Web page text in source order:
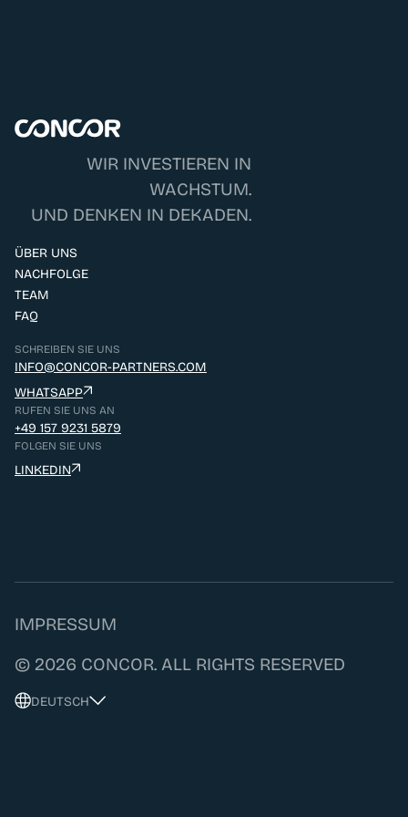
den großen Fragen jederzeit zur Seite. Kein
ungewolltes Einmischen, nur Partnerschaft.
ÜBER UNS
NACHFOLGE
TEAM
FAQ
SCHREIBEN SIE UNS
INFO@CONCOR-PARTNERS.COM
WHATSAPP
RUFEN SIE UNS AN
+49 157 9231 5879
FOLGEN SIE UNS
LINKEDIN
WIR INVESTIEREN IN
WACHSTUM.
UND DENKEN IN DEKADEN.
IMPRESSUM
© 2026 CONCOR. ALL RIGHTS RESERVED
DEUTSCH